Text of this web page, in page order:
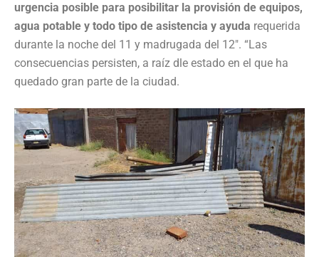
urgencia posible para posibilitar la provisión de equipos,
agua potable y todo tipo de asistencia y ayuda requerida
durante la noche del 11 y madrugada del 12″. “Las
consecuencias persisten, a raíz dle estado en el que ha
quedado gran parte de la ciudad.